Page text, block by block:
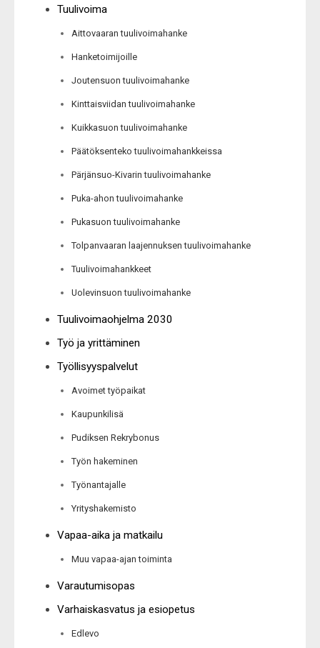
Tuulivoima
Aittovaaran tuulivoimahanke
Hanketoimijoille
Joutensuon tuulivoimahanke
Kinttaisviidan tuulivoimahanke
Kuikkasuon tuulivoimahanke
Päätöksenteko tuulivoimahankkeissa
Pärjänsuo-Kivarin tuulivoimahanke
Puka-ahon tuulivoimahanke
Pukasuon tuulivoimahanke
Tolpanvaaran laajennuksen tuulivoimahanke
Tuulivoimahankkeet
Uolevinsuon tuulivoimahanke
Tuulivoimaohjelma 2030
Työ ja yrittäminen
Työllisyyspalvelut
Avoimet työpaikat
Kaupunkilisä
Pudiksen Rekrybonus
Työn hakeminen
Työnantajalle
Yrityshakemisto
Vapaa-aika ja matkailu
Muu vapaa-ajan toiminta
Varautumisopas
Varhaiskasvatus ja esiopetus
Edlevo